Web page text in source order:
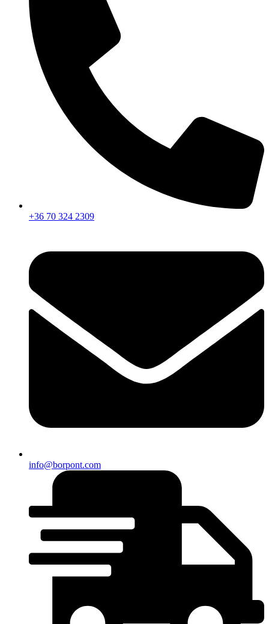
+36 70 324 2309
info@borpont.com